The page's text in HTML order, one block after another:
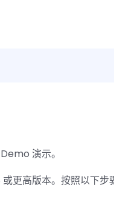
演示。
更高版本。按照以下步